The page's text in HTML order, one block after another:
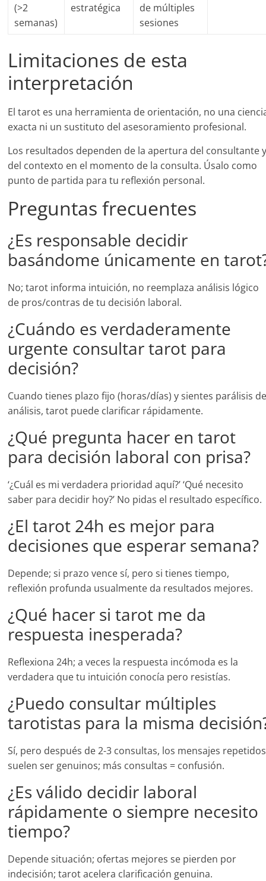
(>2
semanas)
estratégica
de múltiples
sesiones
Limitaciones de esta
interpretación
El tarot es una herramienta de orientación, no una
exacta ni un sustituto del asesoramiento profesional.
Los resultados dependen de la apertura del consultante
del contexto en el momento de la consulta. Úsalo como
punto de partida para tu reflexión personal.
Preguntas frecuentes
¿Es responsable decidir
basándome únicamente en
No; tarot informa intuición, no reemplaza análisis lógico
de pros/contras de tu decisión laboral.
¿Cuándo es verdaderamente
urgente consultar tarot para
decisión?
Cuando tienes plazo fijo (horas/días) y sientes parálisis
análisis, tarot puede clarificar rápidamente.
¿Qué pregunta hacer en tarot
para decisión laboral con prisa?
‘¿Cuál es mi verdadera prioridad aquí?’ ‘Qué necesito
saber para decidir hoy?’ No pidas el resultado específico.
¿El tarot 24h es mejor para
decisiones que esperar semana?
Depende; si prazo vence sí, pero si tienes tiempo,
reflexión profunda usualmente da resultados mejores.
¿Qué hacer si tarot me da
respuesta inesperada?
Reflexiona 24h; a veces la respuesta incómoda es la
verdadera que tu intuición conocía pero resistías.
¿Puedo consultar múltiples
tarotistas para la misma
Sí, pero después de 2-3 consultas, los mensajes repetidos
suelen ser genuinos; más consultas = confusión.
¿Es válido decidir laboral
rápidamente o siempre necesito
tiempo?
Depende situación; ofertas mejores se pierden por
indecisión; tarot acelera clarificación genuina.